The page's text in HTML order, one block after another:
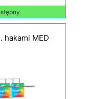
hakami MED